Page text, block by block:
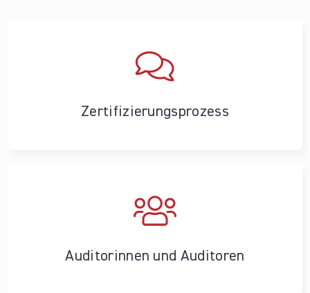
Zertifizierungs­prozess
Auditorinnen und Auditoren